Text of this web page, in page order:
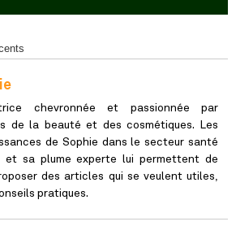
chevronnée et passionnée par
de la beauté et des cosmétiques. Les
de Sophie dans le secteur santé
et sa plume experte lui permettent de
des articles qui se veulent utiles,
pratiques.